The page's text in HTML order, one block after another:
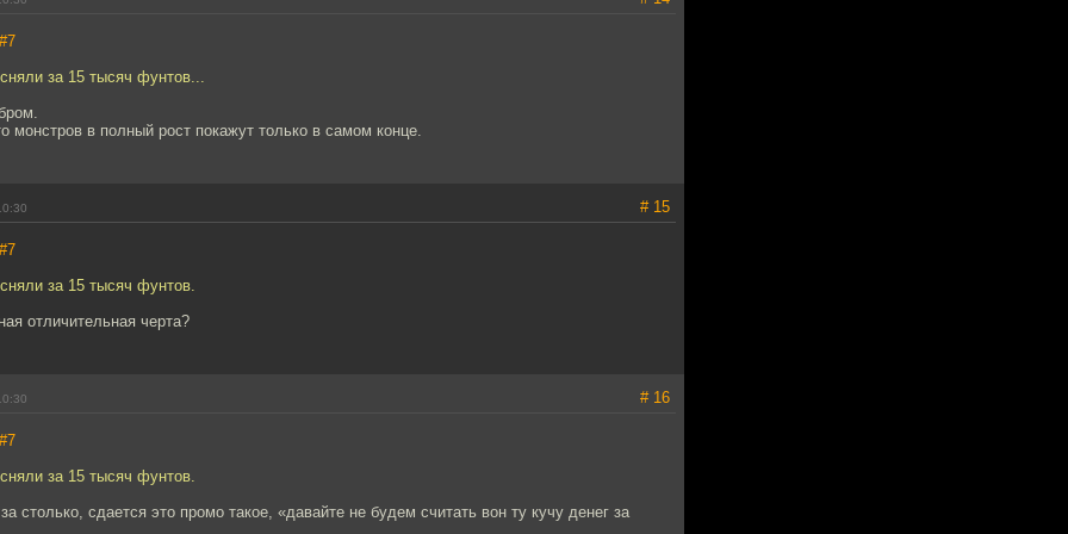
#7
за 15 тысяч фунтов...
монстров в полный рост покажут только в самом конце.
# 15
#7
за 15 тысяч фунтов.
отличительная черта?
# 16
#7
за 15 тысяч фунтов.
столько, сдается это промо такое, «давайте не будем считать вон ту кучу денег за